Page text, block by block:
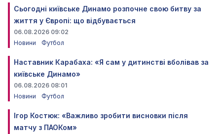
Сьогодні київське Динамо розпочне свою битву за
життя у Європі: що відбувається
06.08.2026 09:02
Новини
Футбол
Наставник Карабаха: «Я сам у дитинстві вболівав за
київське Динамо»
06.08.2026 08:01
Новини
Футбол
Ігор Костюк: «Важливо зробити висновки після
матчу з ПАОКом»